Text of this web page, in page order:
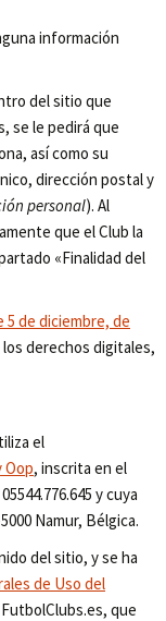
información
del sitio que
se le pedirá que
así como su
dirección postal y
personal). Al
que el Club la
«Finalidad del
5 de diciembre, de
derechos digitales,
el
Oop, inscrita en el
y cuya
Namur, Bélgica.
del sitio, y se ha
de Uso del
que